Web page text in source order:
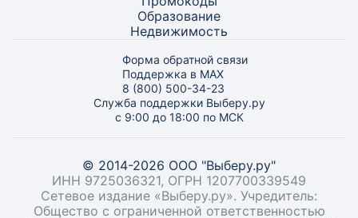
Образование
Недвижимость
Форма обратной связи
Поддержка в MAX
8 (800) 500-34-23
Служба поддержки Выберу.ру
с 9:00 до 18:00 по МСК
© 2014-2026 ООО "Выберу.ру"
ИНН 9725036321, ОГРН 1207700339549
Сетевое издание «Выберу.ру». Учредитель:
Общество с ограниченной ответственностью